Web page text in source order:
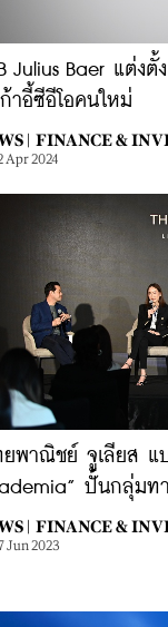
Julius Baer แต่ง
ก้าอี้ซีอีโอคนใหม่
| FINANCE &
Apr 2024
ยพาณิชย์ จูเลียส แ
ปั้นกลุ่มท
| FINANCE &
Jun 2023